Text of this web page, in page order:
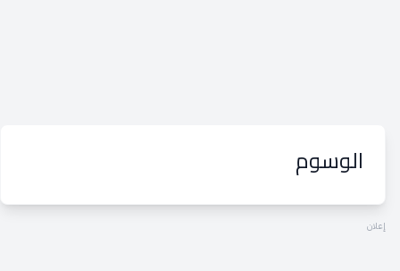
الوسوم
إعلان